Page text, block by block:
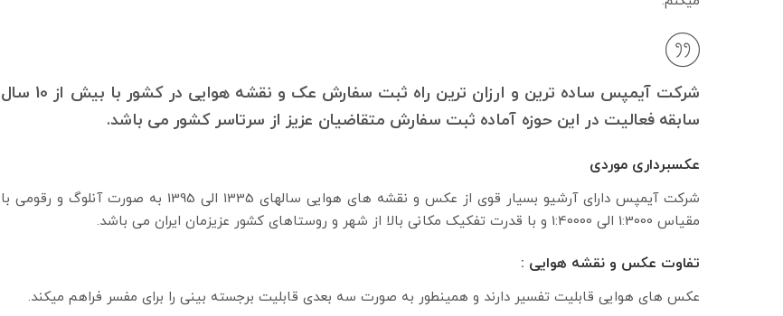
شرکت آیمپس ساده ترین و ارزان ترین راه ثبت سفارش عک و نقشه هوایی در کشور با بیش از 10 سال
سابقه فعالیت در این حوزه آماده ثبت سفارش متقاضیان عزیز از سرتاسر کشور می باشد.
عکسبرداری موردی
شرکت آیمپس دارای آرشیو بسیار قوی از عکس و نقشه های هوایی سالهای 1335 الی 1395 به صورت آنلوگ و رقومی با
مقیاس 1:3000 الی 1:40000 و با قدرت تفکیک مکانی بالا از شهر و روستاهای کشور عزیزمان ایران می باشد.
تفاوت عکس و نقشه هوایی :
عکس های هوایی قابلیت تفسیر دارند و همینطور به صورت سه بعدی قابلیت برجسته بینی را برای مفسر فراهم میکند.